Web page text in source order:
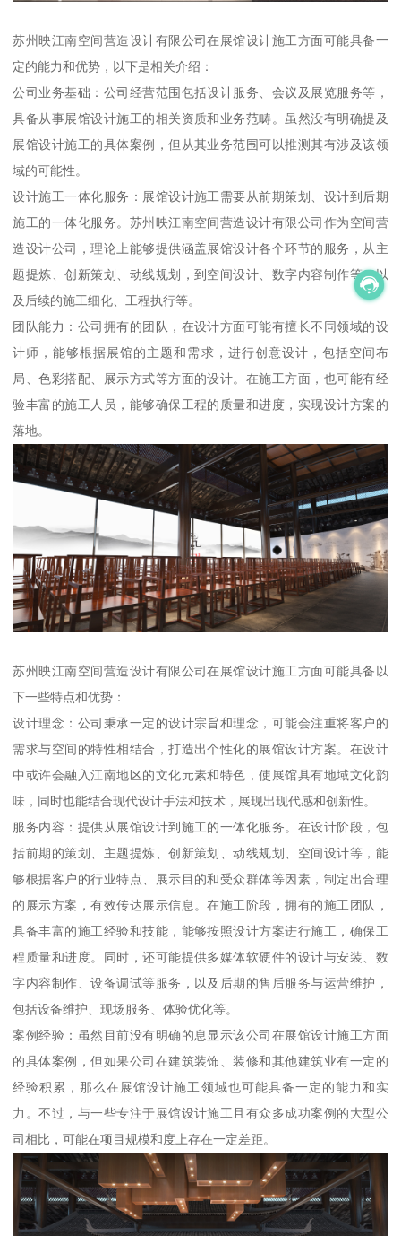
苏州映江南空间营造设计有限公司在展馆设计施工方面可能具备一
定的能力和优势，以下是相关介绍：
公司业务基础：公司经营范围包括设计服务、会议及展览服务等，
具备从事展馆设计施工的相关资质和业务范畴。虽然没有明确提及
展馆设计施工的具体案例，但从其业务范围可以推测其有涉及该领
域的可能性。
设计施工一体化服务：展馆设计施工需要从前期策划、设计到后期
施工的一体化服务。苏州映江南空间营造设计有限公司作为空间营
造设计公司，理论上能够提供涵盖展馆设计各个环节的服务，从主
题提炼、创新策划、动线规划，到空间设计、数字内容制作等，以
及后续的施工细化、工程执行等。
团队能力：公司拥有的团队，在设计方面可能有擅长不同领域的设
计师，能够根据展馆的主题和需求，进行创意设计，包括空间布
局、色彩搭配、展示方式等方面的设计。在施工方面，也可能有经
验丰富的施工人员，能够确保工程的质量和进度，实现设计方案的
落地。
苏州映江南空间营造设计有限公司在展馆设计施工方面可能具备以
下一些特点和优势：
设计理念：公司秉承一定的设计宗旨和理念，可能会注重将客户的
需求与空间的特性相结合，打造出个性化的展馆设计方案。在设计
中或许会融入江南地区的文化元素和特色，使展馆具有地域文化韵
味，同时也能结合现代设计手法和技术，展现出现代感和创新性。
服务内容：提供从展馆设计到施工的一体化服务。在设计阶段，包
括前期的策划、主题提炼、创新策划、动线规划、空间设计等，能
够根据客户的行业特点、展示目的和受众群体等因素，制定出合理
的展示方案，有效传达展示信息。在施工阶段，拥有的施工团队，
具备丰富的施工经验和技能，能够按照设计方案进行施工，确保工
程质量和进度。同时，还可能提供多媒体软硬件的设计与安装、数
字内容制作、设备调试等服务，以及后期的售后服务与运营维护，
包括设备维护、现场服务、体验优化等。
案例经验：虽然目前没有明确的息显示该公司在展馆设计施工方面
的具体案例，但如果公司在建筑装饰、装修和其他建筑业有一定的
经验积累，那么在展馆设计施工领域也可能具备一定的能力和实
力。不过，与一些专注于展馆设计施工且有众多成功案例的大型公
司相比，可能在项目规模和度上存在一定差距。